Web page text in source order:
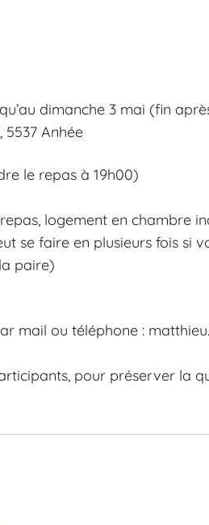
dimanche 3 mai (fin
Anhée
le repas à 19h00)
logement en chambre
se faire en plusieurs fois si
paire)
mail ou téléphone :
pour préserver la